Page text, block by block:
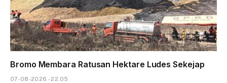
Bromo Membara Ratusan Hektare Ludes Sekejap
07-08-2026 - 22.05